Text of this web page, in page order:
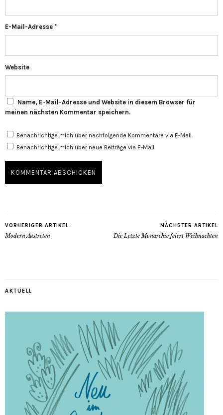
E-Mail-Adresse *
Website
Name, E-Mail-Adresse und Website in diesem Browser für
meinen nächsten Kommentar speichern.
Benachrichtige mich über nachfolgende Kommentare via E-Mail.
Benachrichtige mich über neue Beiträge via E-Mail.
VORHERIGER ARTIKEL
Modern Austreten
NÄCHSTER ARTIKEL
Die Letzte Monarchie feiert Weihnachten
AKTUELL